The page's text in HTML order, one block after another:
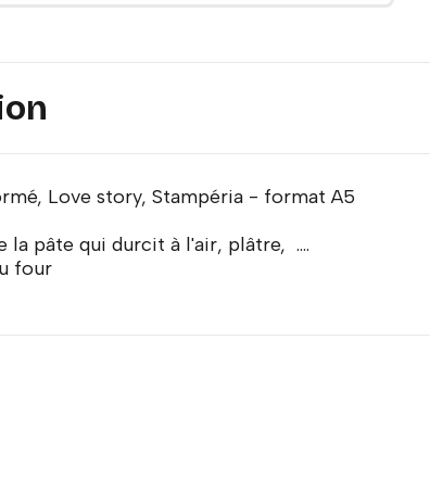
Love story, Stampéria - format A5
la pâte qui durcit à l'air, plâtre, ....
four